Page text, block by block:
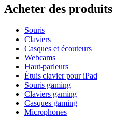
Acheter des produits
Souris
Claviers
Casques et écouteurs
Webcams
Haut-parleurs
Étuis clavier pour iPad
Souris gaming
Claviers gaming
Casques gaming
Microphones